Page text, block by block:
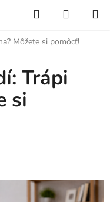
Hľadať
KOŠÍK
Môžete si pomôcť!
Trápi
si